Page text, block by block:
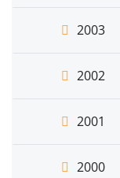
2003
2002
2001
2000